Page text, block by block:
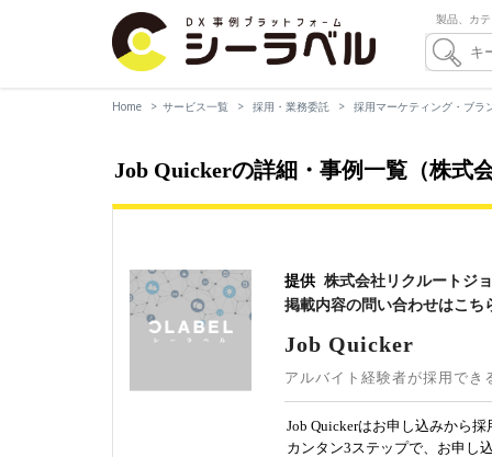
製品、カ
Home サービス一覧 採用・業務委託 採用マーケティング・ブラ
Job Quickerの詳細・事例一覧（株式
提供 株式会社リクルートジ
掲載内容の問い合わせはこち
Job Quicker
アルバイト経験者が採用でき
Job Quickerはお申し込みから
カンタン3ステップで、お申し